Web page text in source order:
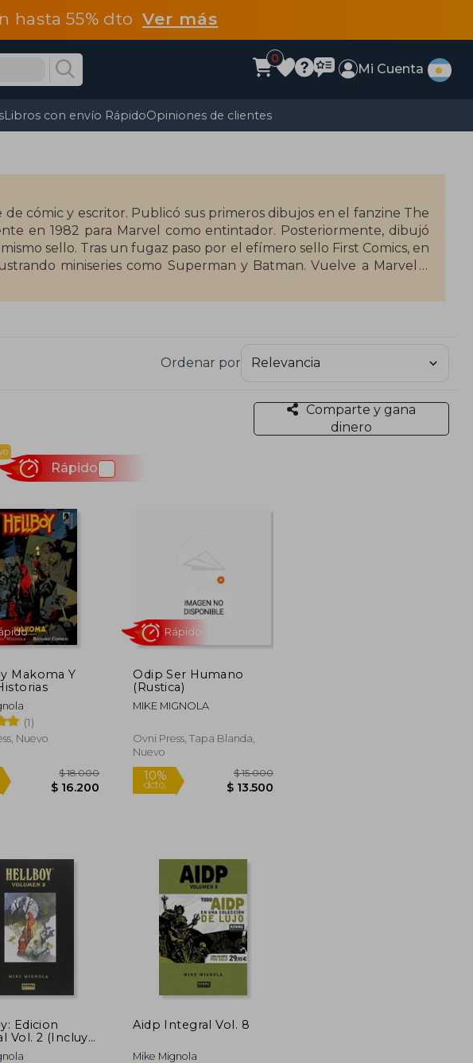
hasta 55% dtoVer más
0
Mi Cuenta
Libros con envío RápidoOpiniones de clientes
de cómic y escritor. Publicó sus primeros dibujos en el fanzine The
en 1982 para Marvel como entintador. Posteriormente, dibujó
sello. Tras un fugaz paso por el efímero sello First Comics, en
miniseries como Superman y Batman. Vuelve a Marvel y
crea para Dark Horse su obra más célebre: Hellboy, cuya primera
pero que terminaría realizando como autor completo.
Ordenar por
Comparte y gana
dinero
Rápido
Makoma Y
(1)
Nuevo
10%
dcto.
$ 18.000
Odip Ser Humano
(Rustica)
MIKE MIGNOLA
Ovni Press, Tapa Blanda,
Nuevo
10%
dcto.
Edicion
Vol. 2 (Incluye
Extraños)
Aidp Integral Vol. 8
Mike Mignola